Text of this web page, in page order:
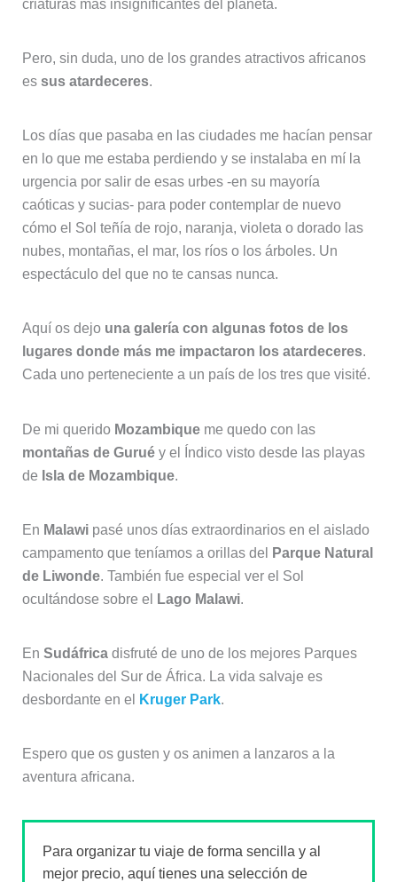
criaturas más insignificantes del planeta.
Pero, sin duda, uno de los grandes atractivos africanos
es sus atardeceres.
Los días que pasaba en las ciudades me hacían pensar
en lo que me estaba perdiendo y se instalaba en mí la
urgencia por salir de esas urbes -en su mayoría
caóticas y sucias- para poder contemplar de nuevo
cómo el Sol teñía de rojo, naranja, violeta o dorado las
nubes, montañas, el mar, los ríos o los árboles. Un
espectáculo del que no te cansas nunca.
Aquí os dejo una galería con algunas fotos de los
lugares donde más me impactaron los atardeceres.
Cada uno perteneciente a un país de los tres que visité.
De mi querido Mozambiqueme quedo con las
montañas de Guruéy el Índico visto desde las playas
de Isla de Mozambique.
En Malawipasé unos días extraordinarios en el aislado
campamento que teníamos a orillas del
Parque Natural
de Liwonde. También fue especial ver el Sol
ocultándose sobre el
Lago Malawi.
En Sudáfricadisfruté de uno de los mejores Parques
Nacionales del Sur de África. La vida salvaje es
desbordante en el
Kruger Park.
Espero que os gusten y os animen a lanzaros a la
aventura africana.
Para organizar tu viaje de forma sencilla y al
mejor precio, aquí tienes una selección de